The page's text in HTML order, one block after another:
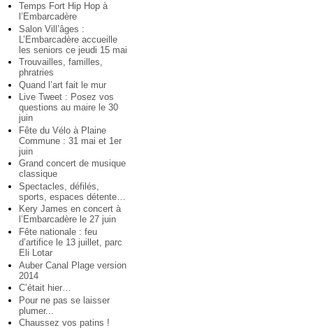
Temps Fort Hip Hop à
l’Embarcadère
Salon Vill’âges :
L’Embarcadère accueille
les seniors ce jeudi 15 mai
Trouvailles, familles,
phratries
Quand l’art fait le mur
Live Tweet : Posez vos
questions au maire le 30
juin
Fête du Vélo à Plaine
Commune : 31 mai et 1er
juin
Grand concert de musique
classique
Spectacles, défilés,
sports, espaces détente…
Kery James en concert à
l’Embarcadère le 27 juin
Fête nationale : feu
d’artifice le 13 juillet, parc
Eli Lotar
Auber Canal Plage version
2014
C’était hier…
Pour ne pas se laisser
plumer...
Chaussez vos patins !